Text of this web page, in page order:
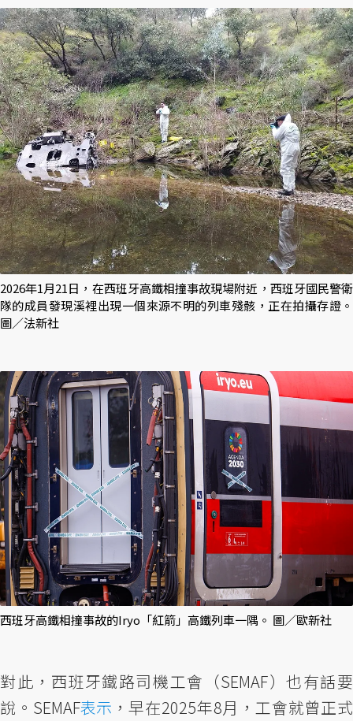
2026年1月21日，在西班牙高鐵相撞事故現場附近，西班牙國民警衛
隊的成員發現溪裡出現一個來源不明的列車殘骸，正在拍攝存證。
圖／法新社
西班牙高鐵相撞事故的Iryo「紅箭」高鐵列車一隅。 圖／歐新社
對此，西班牙鐵路司機工會（SEMAF）也有話要
說。SEMAF表示 ，早在2025年8月，工會就曾正式